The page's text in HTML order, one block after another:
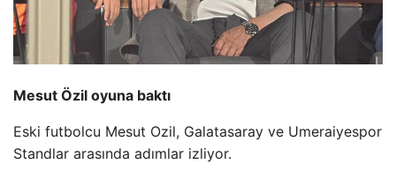
Mesut Özil oyuna baktı
Eski futbolcu Mesut Ozil, Galatasaray ve Umeraiyespor
Standlar arasında adımlar izliyor.